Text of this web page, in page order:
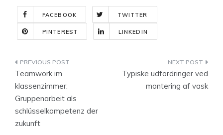
FACEBOOK TWITTER
PINTEREST LINKEDIN
Indlægsnavigation
Teamwork im
klassenzimmer:
Gruppenarbeit als
schlüsselkompetenz der
zukunft
Typiske udfordringer ved
montering af vask